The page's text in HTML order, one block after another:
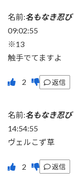
名前:名もなき忍び
09:02:55
※13
触手でてますよ
返信
名前:名もなき忍び
14:54:55
ヴェルこず草
返信